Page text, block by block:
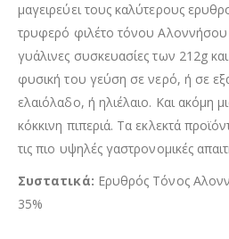
μαγειρεύει τους καλύτερους
τρυφερό φιλέτο τόνου Αλοννήσου
γυάλινες συσκευασίες των 212g
φυσική του γεύση σε νερό, ή σε
ελαιόλαδο, ή ηλιέλαιο. Και ακόμη
κόκκινη πιπεριά. Τα εκλεκτά
τις πιο υψηλές γαστρονομικές
Συστατικά: Ερυθρός Τόνος
35%